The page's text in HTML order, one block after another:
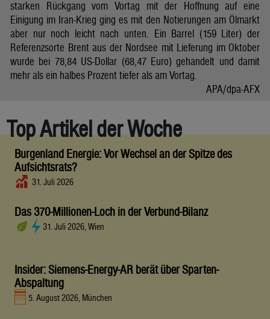
starken Rückgang vom Vortag mit der Hoffnung auf eine
Einigung im Iran-Krieg ging es mit den Notierungen am Ölmarkt
aber nur noch leicht nach unten. Ein Barrel (159 Liter) der
Referenzsorte Brent aus der Nordsee mit Lieferung im Oktober
wurde bei 78,84 US-Dollar (68,47 Euro) gehandelt und damit
mehr als ein halbes Prozent tiefer als am Vortag.
APA/dpa-AFX
Top Artikel der Woche
Burgenland Energie: Vor Wechsel an der Spitze des
Aufsichtsrats?
31. Juli 2026
Das 370-Millionen-Loch in der Verbund-Bilanz
31. Juli 2026, Wien
Insider: Siemens-Energy-AR berät über Sparten-
Abspaltung
5. August 2026, München